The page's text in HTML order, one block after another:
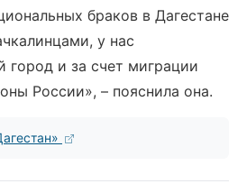
браков в Дагестане
у нас
город и за счет миграции
России», – пояснила она.